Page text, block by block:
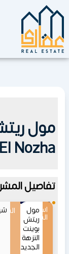
تخطي
إلى
مول
Nozha
تفاصيل
اسم
المشروع
مول
ريتش
بوينت
النزهة
الجديدة